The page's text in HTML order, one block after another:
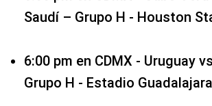
Saudí – Grupo H - Houston
6:00 pm en CDMX - Uruguay
Grupo H - Estadio Guadalajara